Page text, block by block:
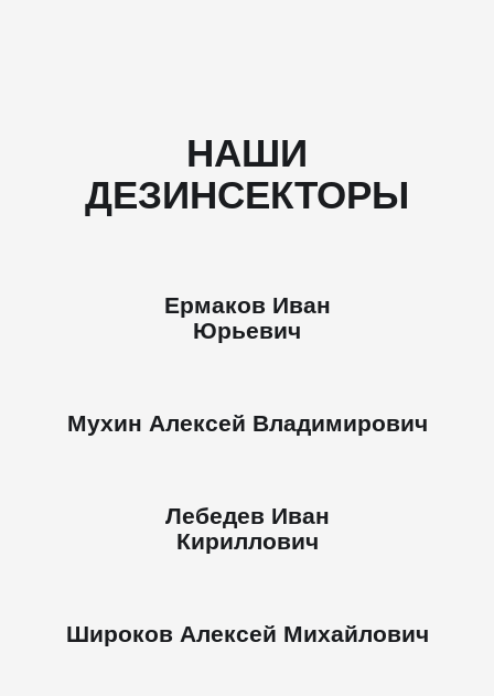
НАШИ
ДЕЗИНСЕКТОРЫ
Ермаков Иван
Юрьевич
Мухин Алексей Владимирович
Лебедев Иван
Кириллович
Широков Алексей Михайлович